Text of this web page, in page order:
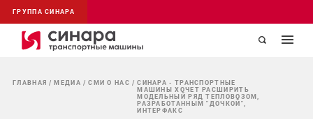
ГРУППА СИНАРА
ГЛАВНАЯ МЕДИА СМИ О НАС
СИНАРА - ТРАНСПОРТНЫЕ
МАШИНЫ ХОЧЕТ РАСШИРИТЬ
МОДЕЛЬНЫЙ РЯД ТЕПЛОВОЗОМ,
РАЗРАБОТАННЫМ "ДОЧКОЙ",
ИНТЕРФАКС